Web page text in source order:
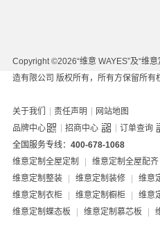
Copyright ©2026“维意 WAYES”及“维
造有限公司 版权所有，所有方保留所有
关于我们 | 责任声明 | 网站地图
品牌中心
| 招商中心 | 订单查询
全国服务专线： 400-678-1068
维意定制全屋定制
| 维意定制全屋配齐
维意定制整装
| 维意定制装修 | 维意
维意定制衣柜
| 维意定制橱柜 | 维意
维意定制蝶态板
| 维意定制慕芯板 |